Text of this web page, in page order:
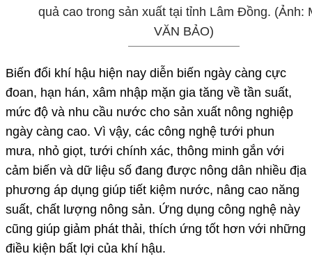
quả cao trong sản xuất tại tỉnh Lâm Đồng. (Ảnh:
VĂN BẢO)
Biến đổi khí hậu hiện nay diễn biến ngày càng cực
đoan, hạn hán, xâm nhập mặn gia tăng về tần suất,
mức độ và nhu cầu nước cho sản xuất nông nghiệp
ngày càng cao. Vì vậy, các công nghệ tưới phun
mưa, nhỏ giọt, tưới chính xác, thông minh gắn với
cảm biến và dữ liệu số đang được nông dân nhiều địa
phương áp dụng giúp tiết kiệm nước, nâng cao năng
suất, chất lượng nông sản. Ứng dụng công nghệ này
cũng giúp giảm phát thải, thích ứng tốt hơn với những
điều kiện bất lợi của khí hậu.